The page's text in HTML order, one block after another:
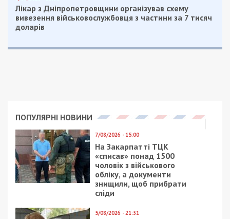
Лікар з Дніпропетровщини організував схему
вивезення військовослужбовця з частини за 7 тисяч
доларів
ПОПУЛЯРНІ НОВИНИ
7/08/2026 - 15:00
На Закарпатті ТЦК
«списав» понад 1500
чоловік з військового
обліку, а документи
знищили, щоб прибрати
сліди
5/08/2026 - 21:31